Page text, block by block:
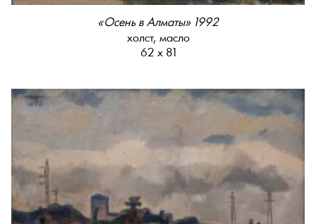
«Осень в Алматы» 1992
холст, масло
62 х 81